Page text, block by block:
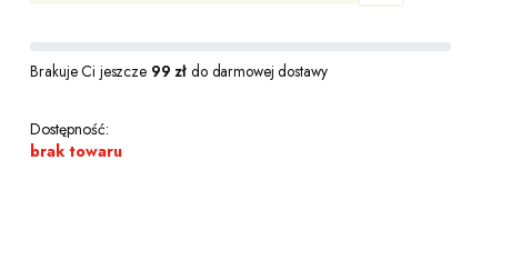
Brakuje Ci jeszcze 99 zł do darmowej dostawy
Dostępność:
brak towaru